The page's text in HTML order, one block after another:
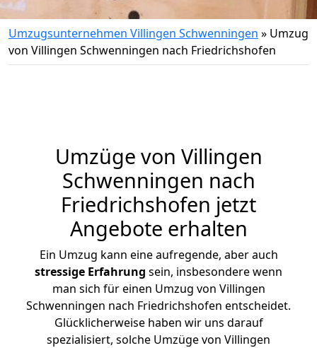
Umzugsunternehmen Villingen Schwenningen » Umzug
von Villingen Schwenningen nach Friedrichshofen
Umzüge von Villingen
Schwenningen nach
Friedrichshofen jetzt
Angebote erhalten
Ein Umzug kann eine aufregende, aber auch
stressige Erfahrung sein, insbesondere wenn
man sich für einen Umzug von Villingen
Schwenningen nach Friedrichshofen entscheidet.
Glücklicherweise haben wir uns darauf
spezialisiert, solche Umzüge von Villingen